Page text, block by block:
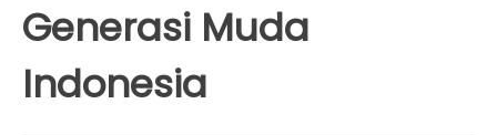
Generasi Muda
Indonesia